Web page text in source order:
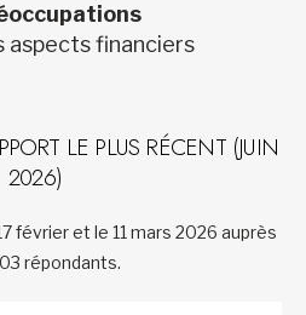
aspects financiers
LE PLUS RÉCENT (JUIN
2026)
février et le 11 mars 2026 auprès
répondants.